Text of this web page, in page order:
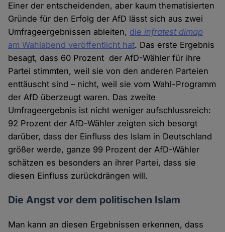
Einer der entscheidenden, aber kaum thematisierten
Gründe für den Erfolg der AfD lässt sich aus zwei
Umfrageergebnissen ableiten, dieinfratest dimap
am Wahlabend veröffentlicht hat. Das erste Ergebnis
besagt, dass 60 Prozent der AfD-Wähler für ihre
Partei stimmten, weil sie von den anderen Parteien
enttäuscht sind – nicht, weil sie vom Wahl-Programm
der AfD überzeugt waren. Das zweite
Umfrageergebnis ist nicht weniger aufschlussreich:
92 Prozent der AfD-Wähler zeigten sich besorgt
darüber, dass der Einfluss des Islam in Deutschland
größer werde, ganze 99 Prozent der AfD-Wähler
schätzen es besonders an ihrer Partei, dass sie
diesen Einfluss zurückdrängen will.
Die Angst vor dem politischen Islam
Man kann an diesen Ergebnissen erkennen, dass